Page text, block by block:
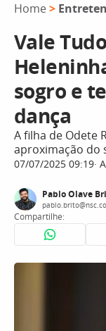
Home >
Vale
sogro e
dança
A filha de Odete
aproximação do
07/07/2025 09:19
Pablo Olave
Compartilhe: